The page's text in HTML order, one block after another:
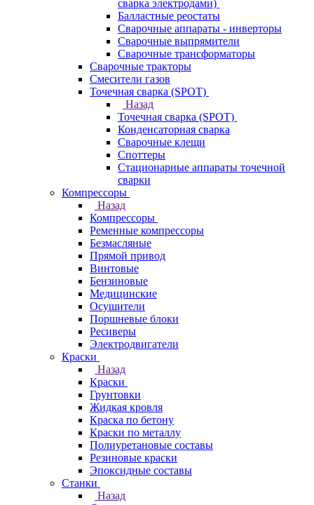
сварка электродами)
Балластные реостаты
Сварочные аппараты - инверторы
Сварочные выпрямители
Сварочные трансформаторы
Сварочные тракторы
Смесители газов
Точечная сварка (SPOT)
Назад
Точечная сварка (SPOT)
Конденсаторная сварка
Сварочные клещи
Споттеры
Стационарные аппараты точечной
сварки
Компрессоры
Назад
Компрессоры
Ременные компрессоры
Безмасляные
Прямой привод
Винтовые
Бензиновые
Медицинские
Осушители
Поршневые блоки
Ресиверы
Электродвигатели
Краски
Назад
Краски
Грунтовки
Жидкая кровля
Краска по бетону
Краски по металлу
Полиуретановые составы
Резиновые краски
Эпоксидные составы
Станки
Назад